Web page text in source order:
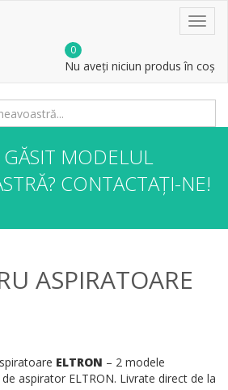
0
Nu aveți niciun produs în coș
GĂSIT MODELUL
CONTACTAȚI-NE!
ASPIRATOARE
ELTRON – 2 modele
aspirator ELTRON. Livrate direct de la